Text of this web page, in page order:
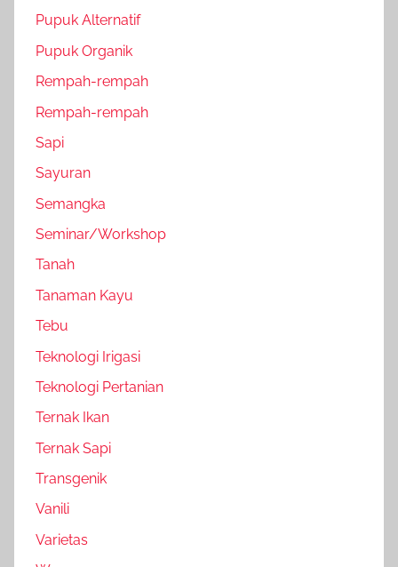
Pupuk Alternatif
Pupuk Organik
Rempah-rempah
Rempah-rempah
Sapi
Sayuran
Semangka
Seminar/Workshop
Tanah
Tanaman Kayu
Tebu
Teknologi Irigasi
Teknologi Pertanian
Ternak Ikan
Ternak Sapi
Transgenik
Vanili
Varietas